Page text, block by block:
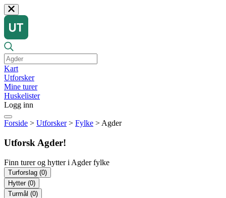
Kart
Utforsker
Mine turer
Huskelister
Logg inn
Forside > Utforsker > Fylke > Agder
Utforsk Agder!
Finn turer og hytter i Agder fylke
Turforslag (0)
Hytter (0)
Turmål (0)